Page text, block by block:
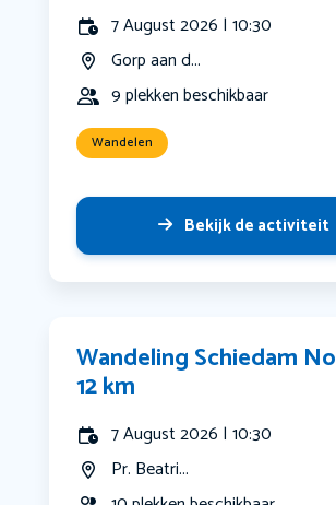
7 August 2026 | 10:30
Gorp aan d...
9 plekken beschikbaar
Wandelen
Bekijk de activiteit
Wandeling Schiedam
12 km
7 August 2026 | 10:30
Pr. Beatri...